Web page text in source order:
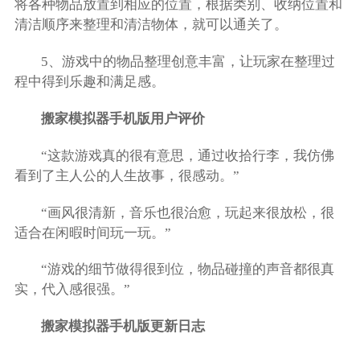
将各种物品放置到相应的位置，根据类别、收纳位置和
清洁顺序来整理和清洁物体，就可以通关了。
5、游戏中的物品整理创意丰富，让玩家在整理过
程中得到乐趣和满足感。
搬家模拟器手机版用户评价
“这款游戏真的很有意思，通过收拾行李，我仿佛
看到了主人公的人生故事，很感动。”
“画风很清新，音乐也很治愈，玩起来很放松，很
适合在闲暇时间玩一玩。”
“游戏的细节做得很到位，物品碰撞的声音都很真
实，代入感很强。”
搬家模拟器手机版更新日志